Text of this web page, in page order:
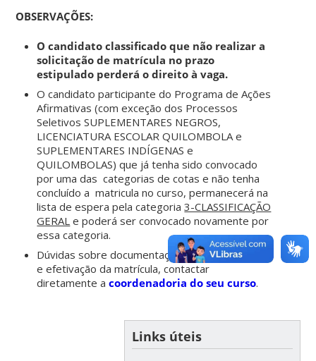
OBSERVAÇÕES:
O candidato classificado que não realizar a
solicitação de matrícula no prazo
estipulado perderá o direito à vaga.
O candidato participante do Programa de Ações
Afirmativas (com exceção dos Processos
Seletivos SUPLEMENTARES NEGROS,
LICENCIATURA ESCOLAR QUILOMBOLA e
SUPLEMENTARES INDÍGENAS e
QUILOMBOLAS) que já tenha sido convocado
por uma das categorias de cotas e não tenha
concluído a matricula no curso, permanecerá na
lista de espera pela categoria3-CLASSIFICAÇÃO
GERAL e poderá ser convocado novamente por
essa categoria.
Dúvidas sobre documentação geral, sua análise,
e efetivação da matrícula, contactar
diretamente acoordenadoria do seu curso.
Links úteis